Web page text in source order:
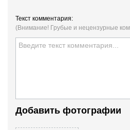
Текст комментария:
(Внимание! Грубые и нецензурные
Добавить фотографии